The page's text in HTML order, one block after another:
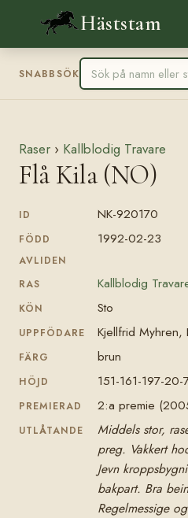
Häststam
SNABBSÖK
Raser › Kallblodig Travare
Flå Kila (NO)
ID NK-920170
FÖDD 1992-02-23
AVLIDEN
RAS
Kallblodig
KÖN Sto
UPPFÖDARE Kjellfrid Myhren,
FÄRG brun
HÖJD 151-161-197-20-
PREMIERAD 2:a premie
UTLÅTANDE
Middels stor,
preg. Vakkert
Jevn
bakpart. Bra
Regelmessige